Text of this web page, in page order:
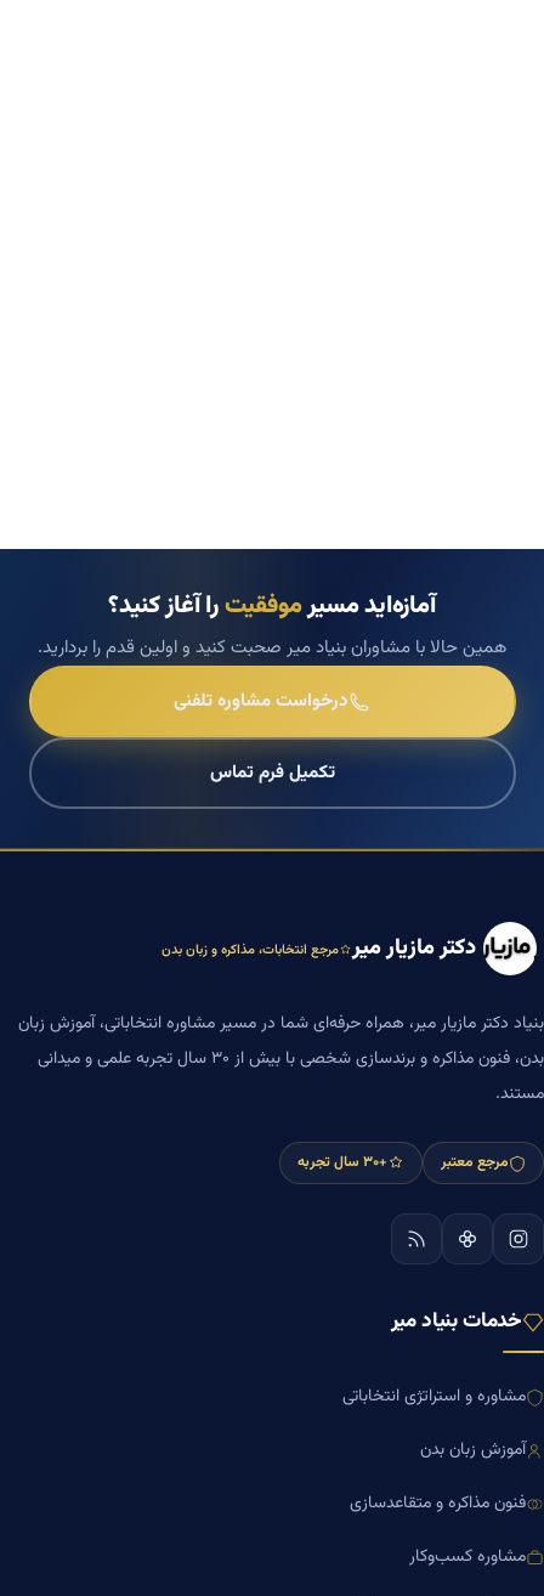
آمازه‌اید مسیرموفقیترا آغاز کنید؟
همین حالا با مشاوران بنیاد میر صحبت کنید و اولین قدم را بردارید.
درخواست مشاوره تلفنی
تکمیل فرم تماس
دکتر مازیار میر مرجع انتخابات، مذاکره و زبان بدن
بنیاد دکتر مازیار میر، همراه حرفه‌ای شما در مسیر مشاوره انتخاباتی، آموزش زبان
بدن، فنون مذاکره و برندسازی شخصی با بیش از ۳۰ سال تجربه علمی و میدانی
مستند.
مرجع معتبر +۳۰ سال تجربه
خدمات بنیاد میر
مشاوره و استراتژی انتخاباتی
آموزش زبان بدن
فنون مذاکره و متقاعدسازی
مشاوره کسب‌وکار